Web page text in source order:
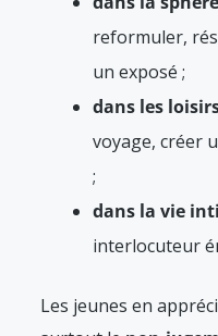
reformuler,
un exposé ;
dans les
voyage, créer
;
dans la vie
interlocuteur
Les jeunes en